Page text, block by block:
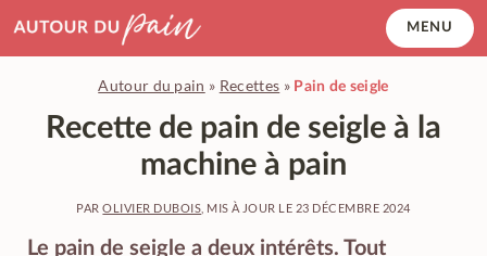
MENU
Autour du pain » Recettes » Pain de seigle
Recette de pain de seigle à la
machine à pain
PAROLIVIER DUBOIS , MIS À JOUR LE 23 DÉCEMBRE 2024
Le pain de seigle a deux intérêts. Tout